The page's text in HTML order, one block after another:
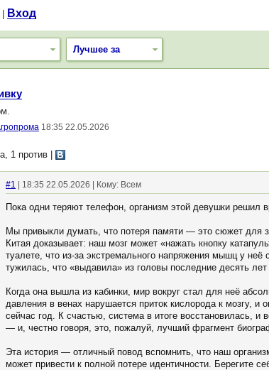
Вход
Лучшее за
18:35 22.05.2026
1 против
#1 | 18:35 22.05.2026 | Кому: Всем
Пока одни теряют телефон, организм этой девушки решил
Мы привыкли думать, что потеря памяти — это сюжет для
Китая доказывает: наш мозг может «нажать кнопку
туалете, что из-за экстремального напряжения мышц у
тужилась, что «выдавила» из головы последние десять лет
Когда она вышла из кабинки, мир вокруг стал для неё
давления в венах нарушается приток кислорода к мозгу, и
сейчас год. К счастью, система в итоге восстановилась,
— и, честно говоря, это, пожалуй, лучший фрагмент
Эта история — отличный повод вспомнить, что наш
может привести к полной потере идентичности. Берегите